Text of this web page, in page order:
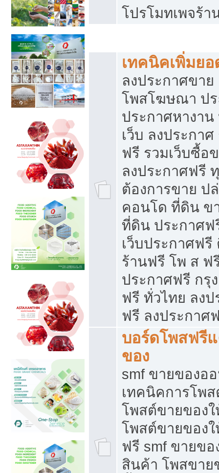
โปรโมทเพจร้า
เทคนิคเพิ่มย
ลงประกาศขา
โพสโฆษณา ป
ประกาศหางา
เว็บ ลงประกา
ฟรี รวมเว็บซื้อ
ลงประกาศฟรี
ต้องการขาย ป
คอนโด ที่ดิน ข
ที่ดิน ประกาศฟ
เว็บประกาศฟ
ร้านฟรี โพ ส ฟ
ประกาศฟรี กรุ
ฟรี ทั่วไทย ลง
ฟรี ลงประกาศ
บอร์ดโพสฟรี
ของ
smf ขายของอ
เทคนิคการโพ
โพสต์ขายของ
โพสต์ขายของ
ฟรี smf ขายข
สินค้า โพสขาย